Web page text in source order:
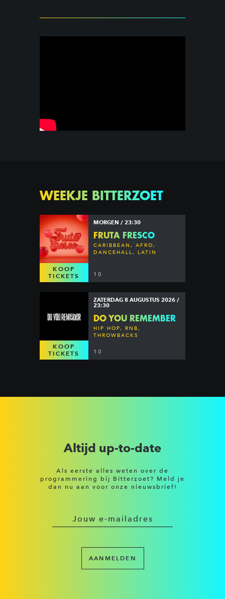
WEEKJE BITTERZOET
KOOP
TICKETS
MORGEN / 23:30
FRUTA FRESCO
CARIBBEAN, AFRO,
DANCEHALL, LATIN
10
KOOP
TICKETS
ZATERDAG 8 AUGUSTUS 2026 /
23:30
DO YOU REMEMBER
HIP HOP, RNB,
THROWBACKS
10
Altijd up-to-date
Als eerste alles weten over de
programmering bij Bitterzoet? Meld je
dan nu aan voor onze nieuwsbrief!
AANMELDEN